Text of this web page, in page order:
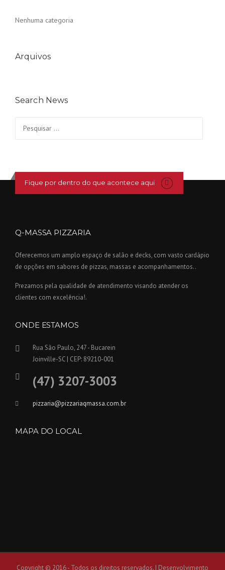
Nenhuma categoria
Arquivos
Search News
por:
Fique por dentro do que acontece aqui
Q-MASSA PIZZARIA
Oferecemos um amplo espaço de salão e decks, com vasto cardápio
de opções em sabores de pizzas, massas e acompanhamentos..
Prezamos pela qualidade de atendimento visando atender os
clientes com excelência!.
ONDE ESTAMOS
Rua São Paulo, 247 - Bucarein
Joinville-SC | CEP: 89210-001
(47) 3207-3003
pizzaria@pizzariaqmassa.com.br
MAPA DO LOCAL
Copyright © 2016 - Todos os direitos reservados. | Desenvolvimento